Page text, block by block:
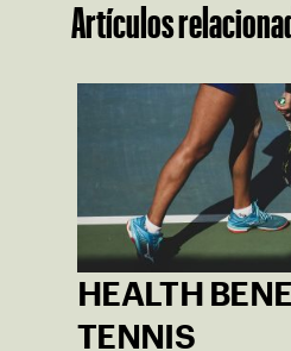
Artículos
HEALTH
TENNIS